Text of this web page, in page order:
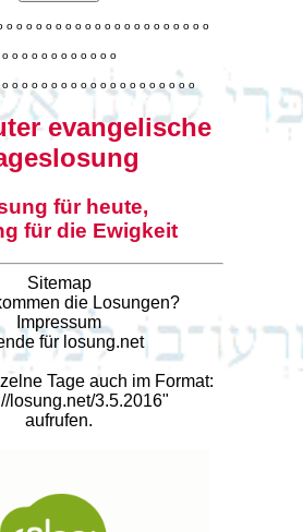
o o o o o o o o o o o o o o o o o o o o o
o o o o o o o o o o o o
o o o o o o o o o o o o o o o o o o o o
evangelische
für heute,
für die Ewigkeit
Sitemap
die Losungen?
Impressum
für losung.net
Tage auch im Format:
losung.net/3.5.2016"
aufrufen.